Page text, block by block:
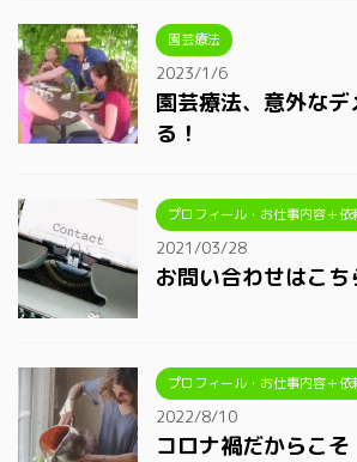
園芸療法
2023/1/6
園芸療法、意外な
る！
プロフィール・お仕事内容＋依
2021/03/28
お問い合わせはこち
プロフィール・お仕事内容＋依
2022/8/10
コロナ禍だからこ